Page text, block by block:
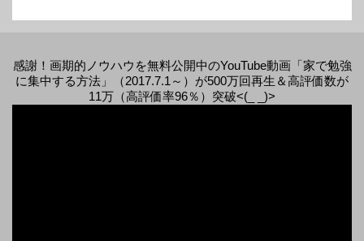
感謝！画期的ノウハウを無料公開中のYouTube動画「家で勉強
に集中する方法」（2017.7.1～）が500万回再生＆高評価数が
11万（高評価率96％）突破<(_ _)>